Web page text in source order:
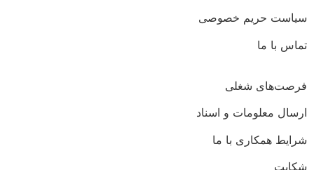
سیاست حریم خصوصی
تماس با ما
فرصت‌های شغلی
ارسال معلومات و اسناد
شرایط همکاری با ما
شکایت